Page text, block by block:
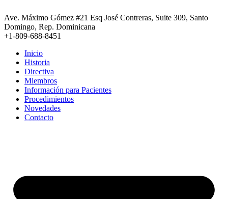
al
contenido
Ave. Máximo Gómez #21 Esq José Contreras, Suite 309, Santo
Domingo, Rep. Dominicana
+1-809-688-8451
Inicio
Historia
Directiva
Miembros
Información para Pacientes
Procedimientos
Novedades
Contacto